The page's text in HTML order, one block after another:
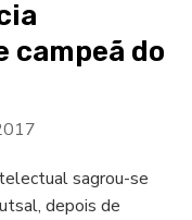
campeã do
sagrou-se
depois de